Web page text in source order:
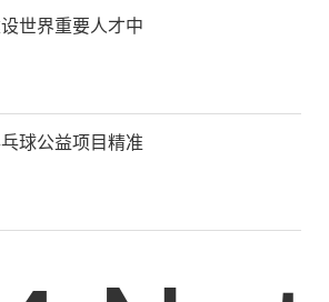
世界重要人才中
球公益项目精准